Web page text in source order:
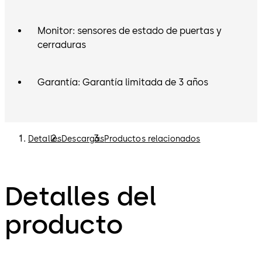
Monitor: sensores de estado de puertas y
cerraduras
Garantía: Garantía limitada de 3 años
DetallesDescargasProductos relacionados
Detalles del
producto